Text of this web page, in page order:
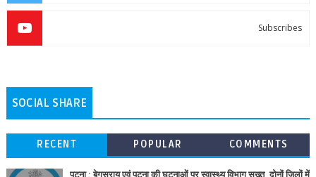
Subscribes
SOCIAL SHARE
RECENT POPULAR COMMENTS